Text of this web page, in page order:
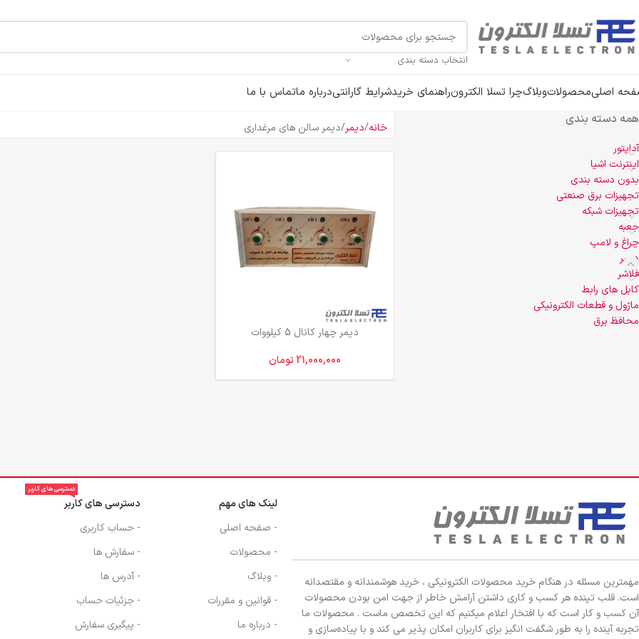
انتخاب دسته بندی
اصلیمحصولاتوبلاگچرا تسلا الکترونراهنمای خریدشرایط گارانتیدرباره ماتماس با ما
همه دسته بندی
آداپتور
اینترنت اشیا
بدون دسته بندی
تجهیزات برق صنعتی
تجهیزات شبکه
جعبه
چراغ و لامپ
دیمر
فلاشر
کابل های رابط
ماژول و قطعات الکترونیکی
محافظ برق
خانه دیمر دیمر سالن های مرغداری
دیمر چهار کانال 5 کیلووات
21,000,000 تومان
مهمترین مسئله در هنگام خرید محصولات الکترونیکی ، خرید هوشمندانه و مقتصدانه
است. قلب تپنده هر کسب و کاری داشتن آرامش خاطر از جهت امن بودن محصولات
آن کسب و کار است که با افتخار اعلام میکنیم که این تخصص ماست . محصولات ما
تجربه آینده را به طور شگفت انگیز برای کاربران امکان پذیر می کند و با پیاده‌سازی و
لینک های مهم
- صفحه اصلی
- محصولات
- وبلاگ
- قوانین و مقررات
- درباره ما
دسترسی های کاربر
دسترسی های کاربر
- حساب کاربری
- سفارش ها
- آدرس ها
- جزئیات حساب
- پیگیری سفارش